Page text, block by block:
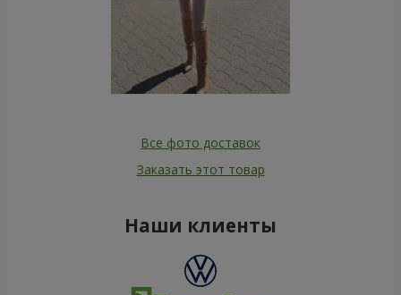
Все фото доставок
Заказать этот товар
Наши клиенты